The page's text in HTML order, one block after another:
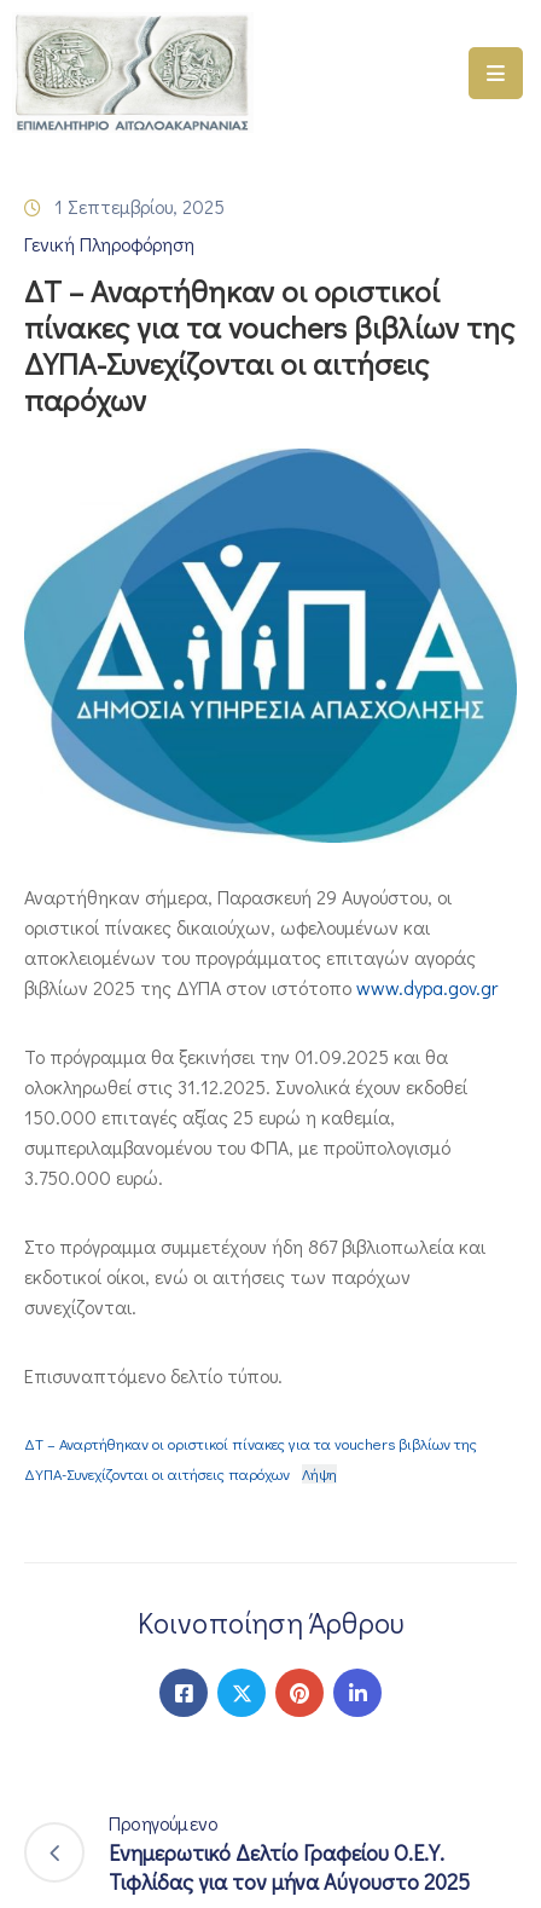
ΑΡΧΙΚΗ
ΓΕΜΗ
–
ΠΡΟΓΡΑΜΜΑΤΑ
ΕΠΙΜΕΛΗΤΗΡΙΟΥ
ΣΥΜΜΕΤΟΧΗ
ΕΠΙΚΑΙΡΟΤΗΤΑ
ΕΠΙΚΟΙΝΩΝΙΑ
1 Σεπτεμβρίου, 2025
Γενική Πληροφόρηση
ΔΤ – Αναρτήθηκαν οι οριστικοί
πίνακες για τα vouchers βιβλίων της
ΔΥΠΑ-Συνεχίζονται οι αιτήσεις
παρόχων
Αναρτήθηκαν σήμερα, Παρασκευή 29 Αυγούστου, οι
οριστικοί πίνακες δικαιούχων, ωφελουμένων και
αποκλειομένων του προγράμματος επιταγών αγοράς
βιβλίων 2025 της ΔΥΠΑ στον ιστότοποwww.dypa.gov.gr
Το πρόγραμμα θα ξεκινήσει την 01.09.2025 και θα
ολοκληρωθεί στις 31.12.2025. Συνολικά έχουν εκδοθεί
150.000 επιταγές αξίας 25 ευρώ η καθεμία,
συμπεριλαμβανομένου του ΦΠΑ, με προϋπολογισμό
3.750.000 ευρώ.
Στο πρόγραμμα συμμετέχουν ήδη 867 βιβλιοπωλεία και
εκδοτικοί οίκοι, ενώ οι αιτήσεις των παρόχων
συνεχίζονται.
Επισυναπτόμενο δελτίο τύπου.
ΔΤ – Αναρτήθηκαν οι οριστικοί πίνακες για τα vouchers βιβλίων της
ΔΥΠΑ-Συνεχίζονται οι αιτήσεις παρόχων
Λήψη
Κοινοποίηση Άρθρου
Προηγούμενο
Ενημερωτικό Δελτίο Γραφείου Ο.Ε.Υ.
Τιφλίδας για τον μήνα Αύγουστο 2025